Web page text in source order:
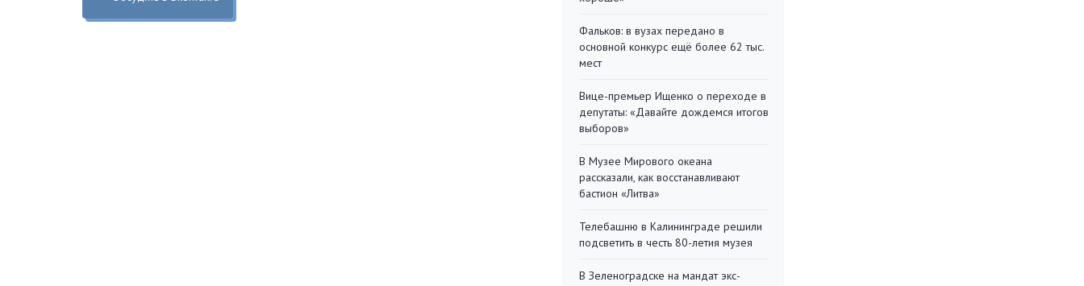
Фальков: в вузах передано в
основной конкурс ещё более 62 тыс.
мест
Вице-премьер Ищенко о переходе в
депутаты: «Давайте дождемся итогов
выборов»
В Музее Мирового океана
рассказали, как восстанавливают
бастион «Литва»
Телебашню в Калининграде решили
подсветить в честь 80-летия музея
В Зеленоградске на мандат экс-